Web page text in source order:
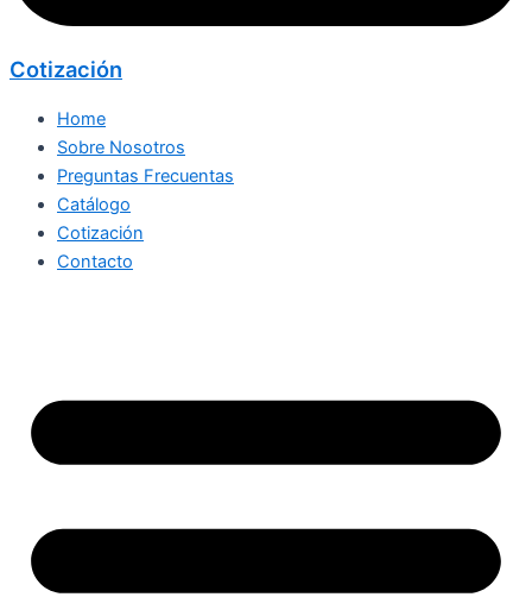
Cotización
Home
Sobre Nosotros
Preguntas Frecuentas
Catálogo
Cotización
Contacto